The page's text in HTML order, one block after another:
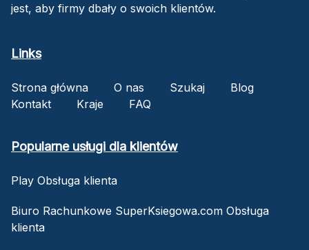
jest, aby firmy dbały o swoich klientów.
Links
Strona główna O nas Szukaj
Blog
Kontakt
Kraje FAQ
Popularne usługi dla klientów
Play Obsługa klienta
Biuro Rachunkowe SuperKsiegowa.com Obsługa
klienta